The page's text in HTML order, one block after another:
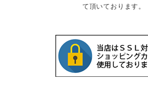
て頂いております。